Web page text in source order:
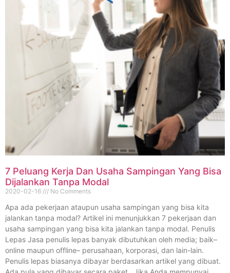
7 Peluang Kerja Dan Usaha Sampingan Yang Bisa
Dijalankan Tanpa Modal
2020-02-16 No Comments
Apa ada pekerjaan ataupun usaha sampingan yang bisa kita
jalankan tanpa modal? Artikel ini menunjukkan 7 pekerjaan dan
usaha sampingan yang bisa kita jalankan tanpa modal. Penulis
Lepas Jasa penulis lepas banyak dibutuhkan oleh media; baik–
online maupun offline– perusahaan, korporasi, dan lain-lain.
Penulis lepas biasanya dibayar berdasarkan artikel yang dibuat.